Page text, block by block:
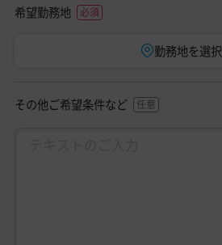
希望勤務地
勤務地を選択
その他ご希望条件など